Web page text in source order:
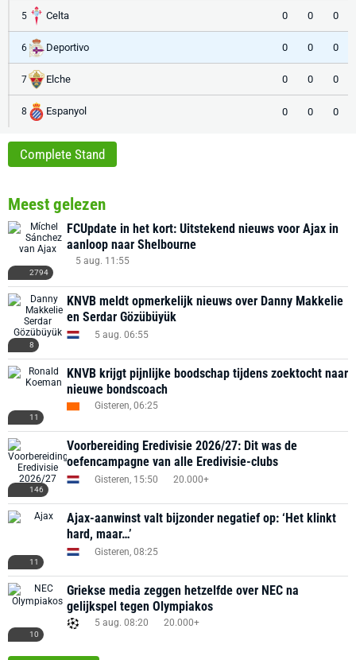
5 Celta 0 0 0
6 Deportivo 0 0 0
7 Elche 0 0 0
8 Espanyol 0 0 0
Complete Stand
Meest gelezen
2794
FCUpdate in het kort: Uitstekend nieuws voor Ajax in
aanloop naar Shelbourne
5 aug. 11:55
8
KNVB meldt opmerkelijk nieuws over Danny Makkelie
en Serdar Gözübüyük
5 aug. 06:55
11
KNVB krijgt pijnlijke boodschap tijdens zoektocht naar
nieuwe bondscoach
Gisteren, 06:25
146
Voorbereiding Eredivisie 2026/27: Dit was de
oefencampagne van alle Eredivisie-clubs
Gisteren, 15:50 20.000+
11
Ajax-aanwinst valt bijzonder negatief op: ‘Het klinkt
hard, maar…’
Gisteren, 08:25
10
Griekse media zeggen hetzelfde over NEC na
gelijkspel tegen Olympiakos
5 aug. 08:20 20.000+